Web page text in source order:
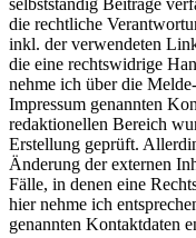
die rechtliche
inkl. der verwendeten
die eine rechtswidrige
nehme ich über die
Impressum genannten
redaktionellen Bereich
Erstellung geprüft.
Änderung der externen
Fälle, in denen eine
hier nehme ich
genannten Kontaktdaten